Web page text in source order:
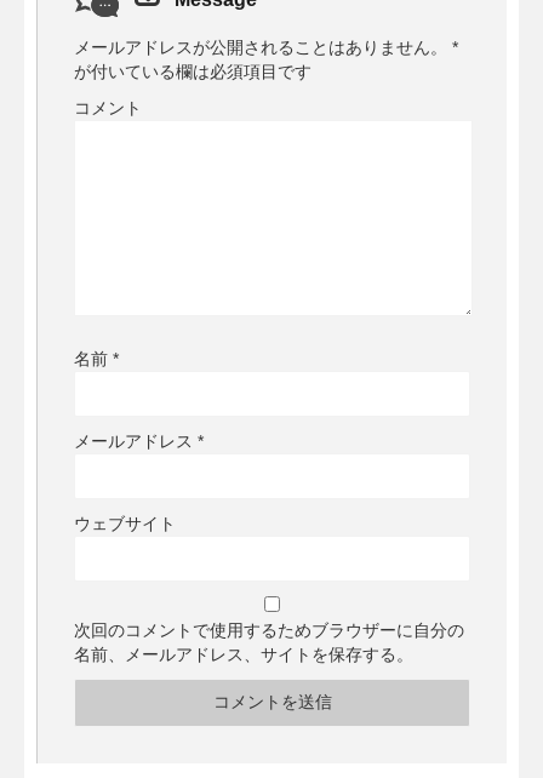
メールアドレスが公開されることはありません。
*
が付いている欄は必須項目です
コメント
名前 *
メールアドレス *
ウェブサイト
次回のコメントで使用するためブラウザーに自分の
名前、メールアドレス、サイトを保存する。